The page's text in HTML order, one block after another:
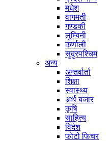
मधेश
वागमती
गण्डकी
लुम्बिनी
कर्णाली
सुदुरपश्चिम
अन्य
अन्तर्वार्ता
शिक्षा
स्वास्थ्य
अर्थ बजार
कृषि
साहित्य
विदेश
फोटो फिचर